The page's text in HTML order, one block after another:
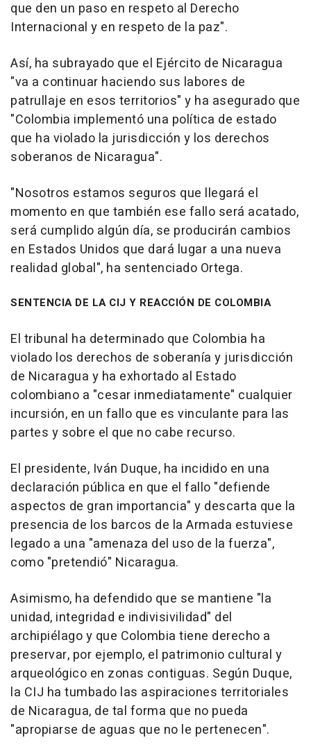
que den un paso en respeto al Derecho
Internacional y en respeto de la paz".
Así, ha subrayado que el Ejército de Nicaragua
"va a continuar haciendo sus labores de
patrullaje en esos territorios" y ha asegurado que
"Colombia implementó una política de estado
que ha violado la jurisdicción y los derechos
soberanos de Nicaragua".
"Nosotros estamos seguros que llegará el
momento en que también ese fallo será acatado,
será cumplido algún día, se producirán cambios
en Estados Unidos que dará lugar a una nueva
realidad global", ha sentenciado Ortega.
SENTENCIA DE LA CIJ Y REACCIÓN DE COLOMBIA
El tribunal ha determinado que Colombia ha
violado los derechos de soberanía y jurisdicción
de Nicaragua y ha exhortado al Estado
colombiano a "cesar inmediatamente" cualquier
incursión, en un fallo que es vinculante para las
partes y sobre el que no cabe recurso.
El presidente, Iván Duque, ha incidido en una
declaración pública en que el fallo "defiende
aspectos de gran importancia" y descarta que la
presencia de los barcos de la Armada estuviese
legado a una "amenaza del uso de la fuerza",
como "pretendió" Nicaragua.
Asimismo, ha defendido que se mantiene "la
unidad, integridad e indivisivilidad" del
archipiélago y que Colombia tiene derecho a
preservar, por ejemplo, el patrimonio cultural y
arqueológico en zonas contiguas. Según Duque,
la CIJ ha tumbado las aspiraciones territoriales
de Nicaragua, de tal forma que no pueda
"apropiarse de aguas que no le pertenecen".